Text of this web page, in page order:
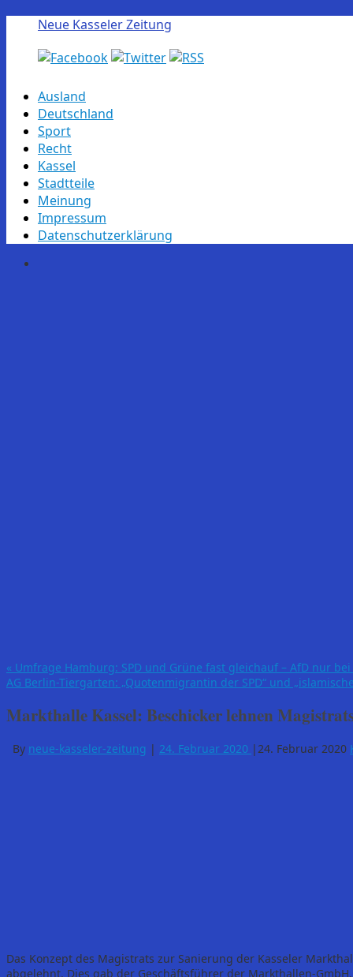
Neue Kasseler Zeitung
Skip
content
Ausland
Deutschland
Sport
Recht
Kassel
Stadtteile
Meinung
Impressum
Datenschutzerklärung
« Umfrage Hamburg: SPD und Grüne fast gleichauf – AfD nur bei
AG Berlin-Tiergarten: „Quotenmigrantin der SPD“ und
Markthalle Kassel: Beschicker lehnen
By neue-kasseler-zeitung | 24. Februar 2020 |24. Februar 2020
Das Konzept des Magistrats zur Sanierung der Kasseler
abgelehnt. Dies gab der Geschäftsführer der Markthallen-